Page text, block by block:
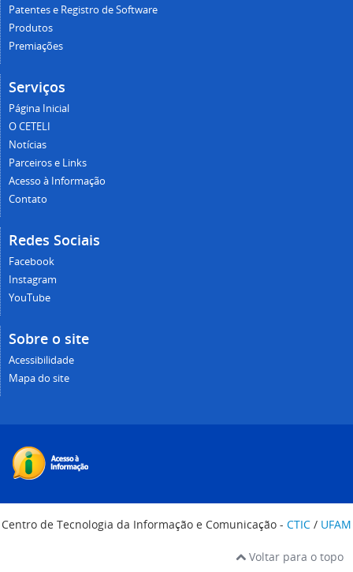
Patentes e Registro de Software
Produtos
Premiações
Serviços
Página Inicial
O CETELI
Notícias
Parceiros e Links
Acesso à Informação
Contato
Redes Sociais
Facebook
Instagram
YouTube
Sobre o site
Acessibilidade
Mapa do site
Centro de Tecnologia da Informação e Comunicação - CTIC / UFAM
Voltar para o topo